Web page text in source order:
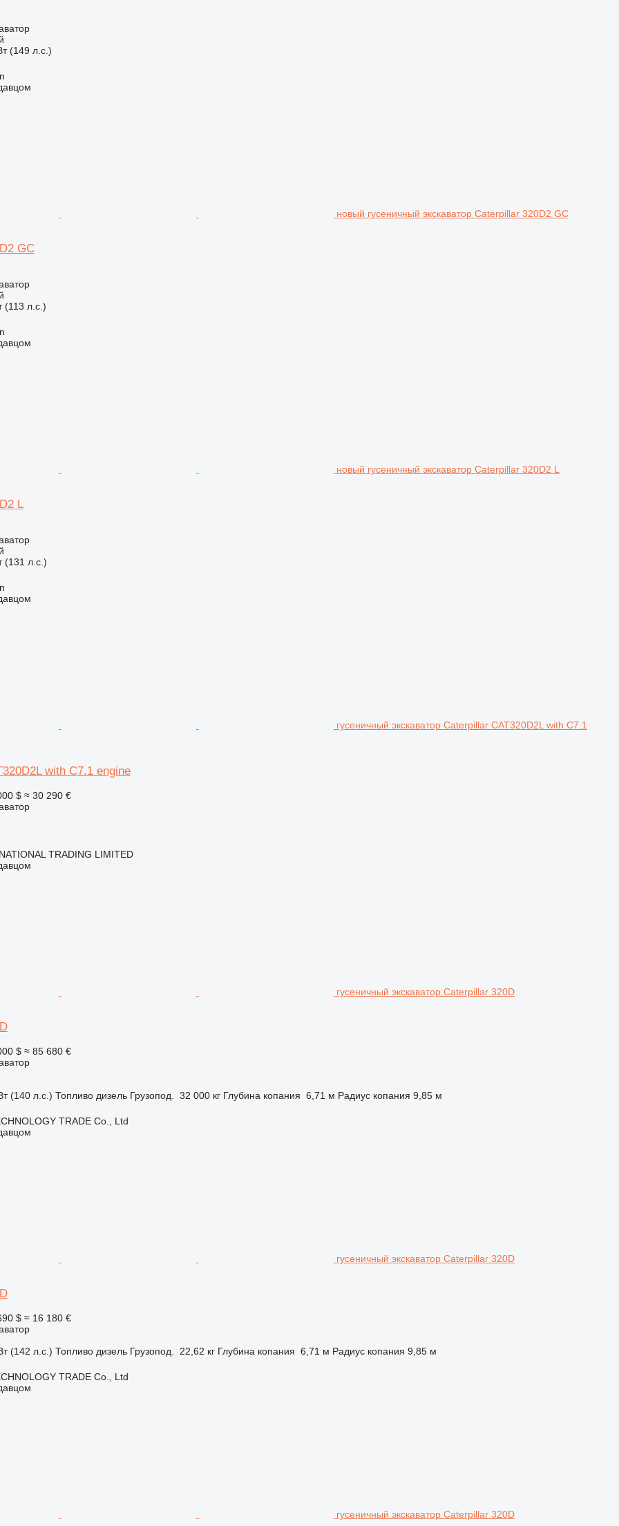
(149 л.с.)
новый гусеничный экскаватор Caterpillar 320D2 GC
GC
(113 л.с.)
новый гусеничный экскаватор Caterpillar 320D2 L
L
(131 л.с.)
гусеничный экскаватор Caterpillar CAT320D2L with C7.1
with C7.1 engine
$ ≈ 30 290 €
TRADING LIMITED
гусеничный экскаватор Caterpillar 320D
$ ≈ 85 680 €
(140 л.с.) Топливо дизель Грузопод. 32 000 кг Глубина копания 6,71 м Радиус копания 9,85 м
TRADE Co., Ltd
гусеничный экскаватор Caterpillar 320D
$ ≈ 16 180 €
(142 л.с.) Топливо дизель Грузопод. 22,62 кг Глубина копания 6,71 м Радиус копания 9,85 м
TRADE Co., Ltd
гусеничный экскаватор Caterpillar 320D